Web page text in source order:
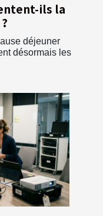
ils la
déjeuner
désormais les